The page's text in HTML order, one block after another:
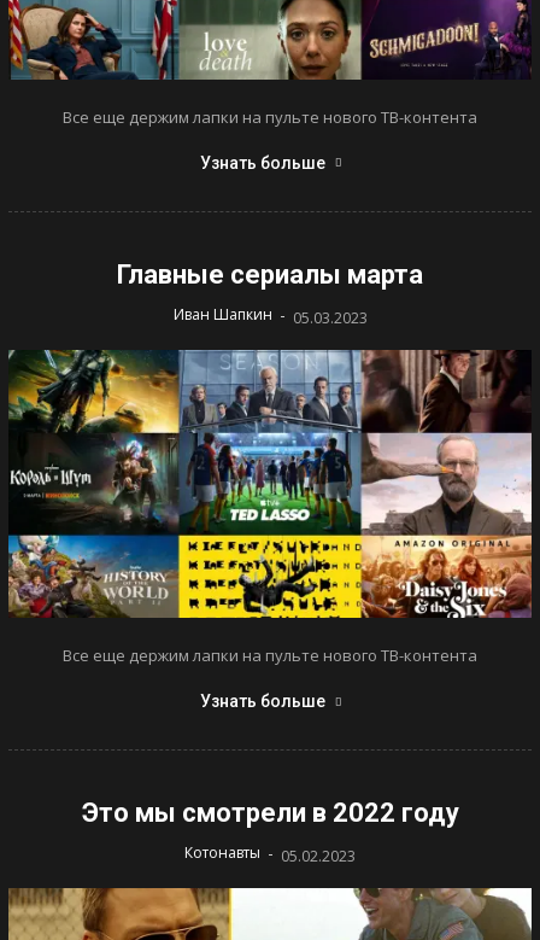
Все еще держим лапки на пульте нового ТВ-контента
Узнать больше
Главные сериалы марта
Иван Шапкин - 05.03.2023
Все еще держим лапки на пульте нового ТВ-контента
Узнать больше
Это мы смотрели в 2022 году
Котонавты - 05.02.2023